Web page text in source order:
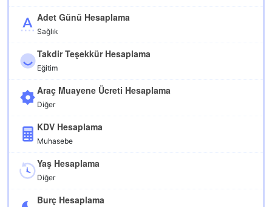
Adet Günü Hesaplama
Sağlık
Takdir Teşekkür Hesaplama
Eğitim
Araç Muayene Ücreti Hesaplama
Diğer
KDV Hesaplama
Muhasebe
Yaş Hesaplama
Diğer
Burç Hesaplama